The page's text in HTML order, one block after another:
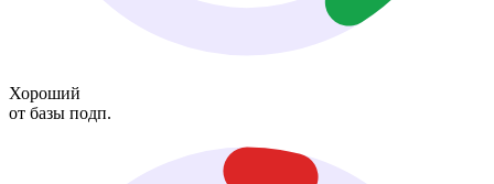
Хороший
от базы подп.